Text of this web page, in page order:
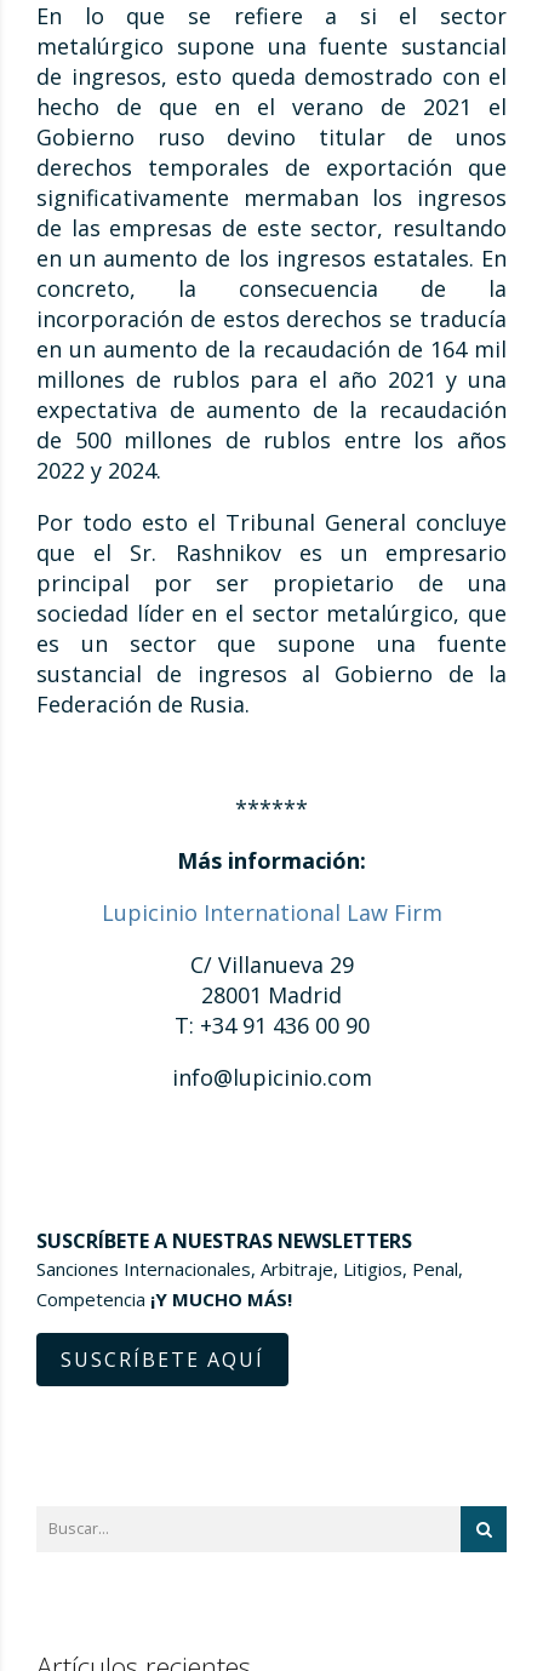
En lo que se refiere a si el sector
metalúrgico supone una fuente sustancial
de ingresos, esto queda demostrado con el
hecho de que en el verano de 2021 el
Gobierno ruso devino titular de unos
derechos temporales de exportación que
significativamente mermaban los ingresos
de las empresas de este sector, resultando
en un aumento de los ingresos estatales. En
concreto, la consecuencia de la
incorporación de estos derechos se traducía
en un aumento de la recaudación de 164 mil
millones de rublos para el año 2021 y una
expectativa de aumento de la recaudación
de 500 millones de rublos entre los años
2022 y 2024.
Por todo esto el Tribunal General concluye
que el Sr. Rashnikov es un empresario
principal por ser propietario de una
sociedad líder en el sector metalúrgico, que
es un sector que supone una fuente
sustancial de ingresos al Gobierno de la
Federación de Rusia.
******
Más información:
Lupicinio International Law Firm
C/ Villanueva 29
28001 Madrid
T: +34 91 436 00 90
info@lupicinio.com
SUSCRÍBETE A NUESTRAS NEWSLETTERS
Sanciones Internacionales, Arbitraje, Litigios, Penal,
Competencia ¡Y MUCHO MÁS!
SUSCRÍBETE AQUÍ